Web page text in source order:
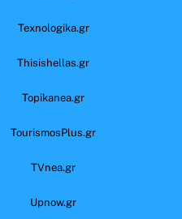
Texnologika.gr
Thisishellas.gr
Topikanea.gr
TourismosPlus.gr
TVnea.gr
Upnow.gr